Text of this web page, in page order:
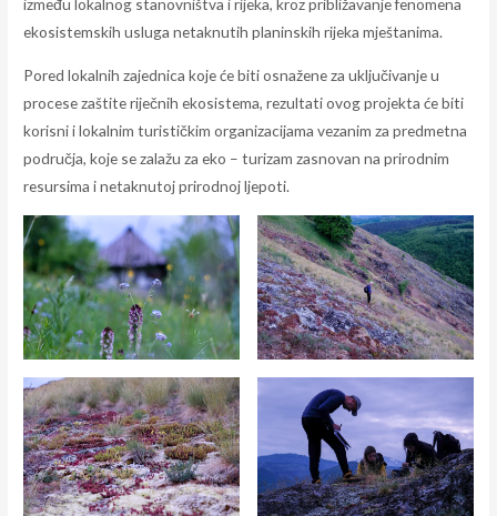
između lokalnog stanovništva i rijeka, kroz približavanje fenomena
ekosistemskih usluga netaknutih planinskih rijeka mještanima.
Pored lokalnih zajednica koje će biti osnažene za uključivanje u
procese zaštite riječnih ekosistema, rezultati ovog projekta će biti
korisni i lokalnim turističkim organizacijama vezanim za predmetna
područja, koje se zalažu za eko – turizam zasnovan na prirodnim
resursima i netaknutoj prirodnoj ljepoti.